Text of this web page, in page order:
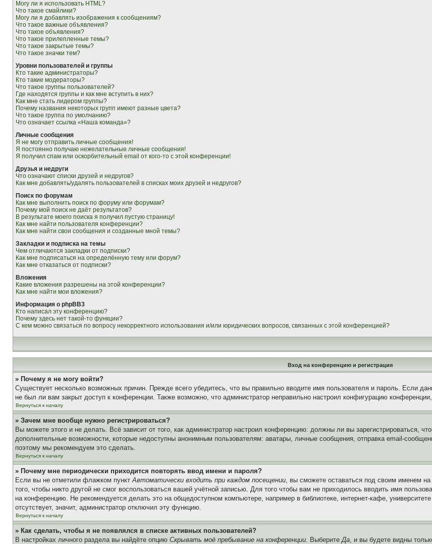
Могу ли я использовать HTML?
Что такое смайлики?
Могу ли я добавлять изображения к сообщениям?
Что такое важные объявления?
Что такое объявления?
Что такое прилепленные темы?
Что такое закрытые темы?
Что такое значки тем?
Уровни пользователей и группы
Кто такие администраторы?
Кто такие модераторы?
Что такое группы пользователей?
Где находятся группы и как мне вступить в них?
Как мне стать лидером группы?
Почему названия некоторых групп имеют разные цвета?
Что такое группа по умолчанию?
Что означает ссылка «Наша команда»?
Личные сообщения
Я не могу отправить личные сообщения!
Я постоянно получаю нежелательные личные сообщения!
Я получил спам или оскорбительный email от кого-то с этой конференции!
Друзья и недруги
Что означают списки друзей и недругов?
Как мне добавлять/удалять пользователей в списках моих друзей и недругов?
Поиск по форумам
Как мне выполнить поиск по форуму или форумам?
Почему мой поиск не даёт результатов?
В результате моего поиска я получил пустую страницу!
Как мне найти пользователя конференции?
Как мне найти свои сообщения и созданные мной темы?
Закладки и подписка на темы
Чем отличаются закладки от подписки?
Как мне подписаться на определённую тему или форум?
Как мне отказаться от подписки?
Вложения
Какие вложения разрешены на этой конференции?
Как мне найти мои вложения?
Информация о phpBB3
Кто написал эту конференцию?
Почему здесь нет такой-то функции?
С кем можно связаться по вопросу некорректного использования и/или юридических вопросов, связанных с этой конференцией?
Вход на конференцию и регистрация
» Почему я не могу войти?
Существует несколько возможных причин. Прежде всего убедитесь, что вы правильно вводите имя пользователя и пароль. Если
не был ли вам закрыт доступ к конференции. Также возможно, что администратор неправильно настроил конфигурацию
Вернуться к началу
» Зачем мне вообще нужно регистрироваться?
Вы можете этого и не делать. Всё зависит от того, как администратор настроил конференцию: должны ли вы зарегистрироваться,
дополнительные возможности, которые недоступны анонимным пользователям: аватары, личные сообщения, отправка email-
поэтому мы рекомендуем это сделать.
Вернуться к началу
» Почему мне периодически приходится повторять ввод имени и пароля?
Если вы не отметили флажком пунктАвтоматически входить при каждом посещении, вы сможете оставаться под своим именем
того, чтобы никто другой не смог воспользоваться вашей учётной записью. Для того чтобы вам не приходилось вводить имя
на конференцию. Не рекомендуется делать это на общедоступном компьютере, например в библиотеке, интернет-кафе,
отсутствует, значит, администратор отключил эту функцию.
Вернуться к началу
» Как сделать, чтобы я не появлялся в списке активных пользователей?
В настройках личного раздела вы найдёте опцию Скрывать моё пребывание на конференции. ВыберитеДа, и вы будете видны